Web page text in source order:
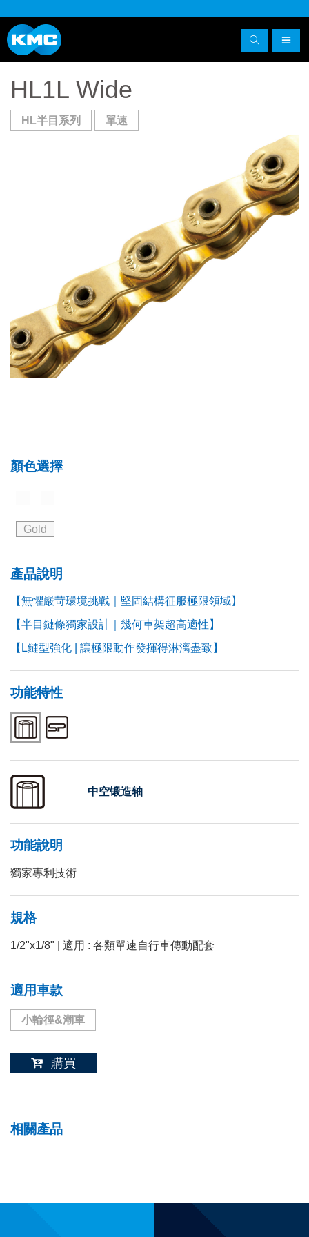
HL1L Wide
HL半目系列 單速
顏色選擇
Gold
產品說明
【無懼嚴苛環境挑戰｜堅固結構征服極限領域】
【半目鏈條獨家設計｜幾何車架超高適性】
【L鏈型強化 | 讓極限動作發揮得淋漓盡致】
功能特性
中空锻造轴
功能說明
獨家專利技術
規格
1/2"x1/8" | 適用 : 各類單速自行車傳動配套
適用車款
小輪徑&潮車
購買
相關產品